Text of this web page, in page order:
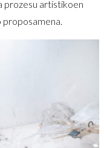
prozesu artistikoen